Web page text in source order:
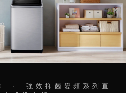
· 強效抑菌變頻系列直